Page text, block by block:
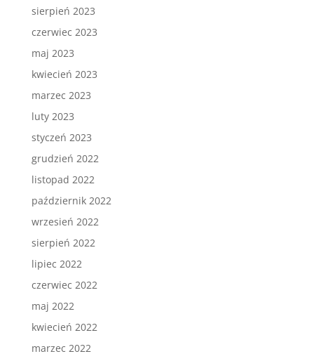
sierpień 2023
czerwiec 2023
maj 2023
kwiecień 2023
marzec 2023
luty 2023
styczeń 2023
grudzień 2022
listopad 2022
październik 2022
wrzesień 2022
sierpień 2022
lipiec 2022
czerwiec 2022
maj 2022
kwiecień 2022
marzec 2022